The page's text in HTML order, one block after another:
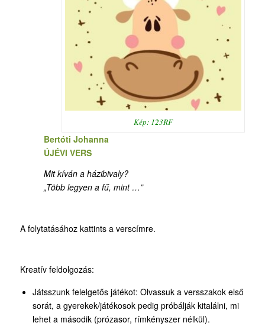
Kép: 123RF
Bertóti Johanna
ÚJÉVI VERS
Mit kíván a házibivaly?
„Több legyen a fű, mint …”
A folytatásához kattints a verscímre.
Kreatív feldolgozás:
Játsszunk felelgetős játékot: Olvassuk a versszakok első
sorát, a gyerekek/játékosok pedig próbálják kitalálni, mi
lehet a második (prózasor, rímkényszer nélkül).